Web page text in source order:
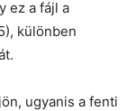
ez a fájl a
különben
ugyanis a fenti